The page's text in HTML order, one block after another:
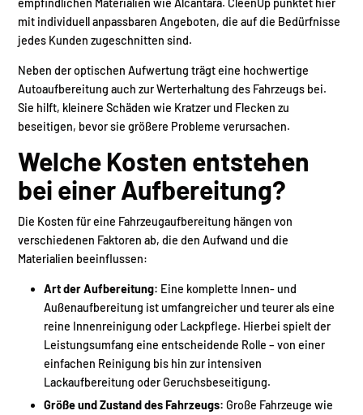
mit individuell anpassbaren Angeboten, die auf die Bedürfnisse
jedes Kunden zugeschnitten sind.
Neben der optischen Aufwertung trägt eine hochwertige
Autoaufbereitung auch zur Werterhaltung des Fahrzeugs bei.
Sie hilft, kleinere Schäden wie Kratzer und Flecken zu
beseitigen, bevor sie größere Probleme verursachen.
Welche Kosten entstehen
bei einer Aufbereitung?
Die Kosten für eine Fahrzeugaufbereitung hängen von
verschiedenen Faktoren ab, die den Aufwand und die
Materialien beeinflussen:
Art der Aufbereitung: Eine komplette Innen- und
Außenaufbereitung ist umfangreicher und teurer als eine
reine Innenreinigung oder Lackpflege. Hierbei spielt der
Leistungsumfang eine entscheidende Rolle – von einer
einfachen Reinigung bis hin zur intensiven
Lackaufbereitung oder Geruchsbeseitigung.
Größe und Zustand des Fahrzeugs:Große Fahrzeuge wie